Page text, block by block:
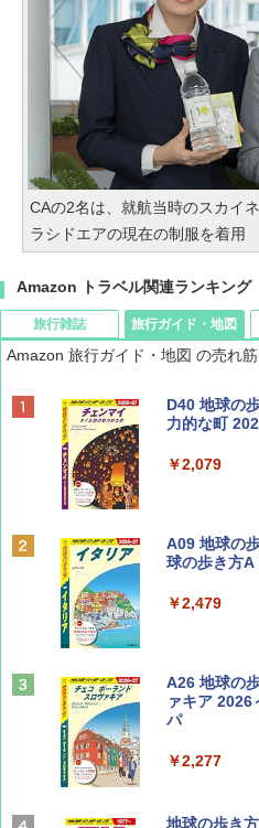
CAの2名は、就航当時のスカイ
ラシドエアの現在の制服を着用
Amazon トラベル関連ランキング
旅行雑誌
ディズニー
誌] (ＤＩＳ
￥713
Coyote
山と溪谷
￥1,540
AIRLINE（
旅行ガイド・地図
Amazon 旅行ガイド・地図 の売れ
D40 地球の
力的な町
￥2,079
A09 地球の
球の歩き方A
￥2,479
A26 地球の
ァキア 2026
パ
￥2,277
地球の歩き